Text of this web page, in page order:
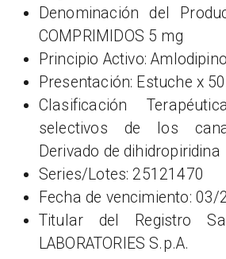
Denominación del
COMPRIMIDOS 5 mg
Principio Activo:
Presentación: Estuche x
Clasificación
selectivos de los
Derivado de dihidropiridina
Series/Lotes: 25121470
Fecha de vencimiento: 03/
Titular del Registro
LABORATORIES S.p.A.